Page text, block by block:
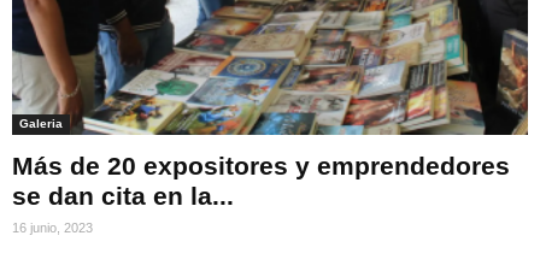
Galeria
Más de 20 expositores y emprendedores
se dan cita en la...
16 junio, 2023